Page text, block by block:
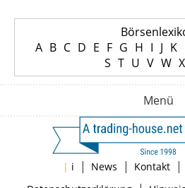
A B C D E F G H I J K
S T U V W X
Menü
| i | News | Kontakt |